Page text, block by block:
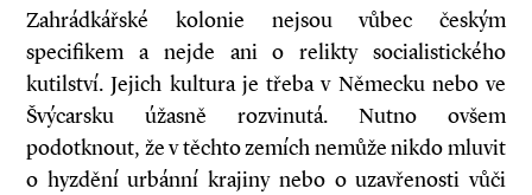
Zahrádkářské kolonie nejsou vůbec českým
specifikem a nejde ani o relikty socialistického
kutilství. Jejich kultura je třeba v Německu nebo ve
Švýcarsku úžasně rozvinutá. Nutno ovšem
podotknout, že v těchto zemích nemůže nikdo mluvit
o hyzdění urbánní krajiny nebo o uzavřenosti vůči